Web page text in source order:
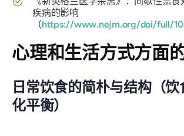
疾病的影响
（https://www.nejm.org/doi/full/
心理和生活方式方面
日常饮食的简朴与结构（
化平衡）